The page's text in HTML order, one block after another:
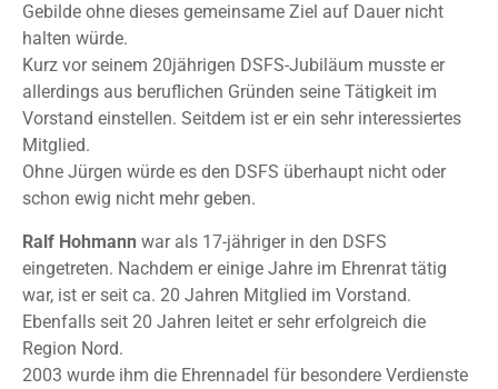
Gebilde ohne dieses gemeinsame Ziel auf Dauer nicht
halten würde.
Kurz vor seinem 20jährigen DSFS-Jubiläum musste er
allerdings aus beruflichen Gründen seine Tätigkeit im
Vorstand einstellen. Seitdem ist er ein sehr interessiertes
Mitglied.
Ohne Jürgen würde es den DSFS überhaupt nicht oder
schon ewig nicht mehr geben.
Ralf Hohmann war als 17-jähriger in den DSFS
eingetreten. Nachdem er einige Jahre im Ehrenrat tätig
war, ist er seit ca. 20 Jahren Mitglied im Vorstand.
Ebenfalls seit 20 Jahren leitet er sehr erfolgreich die
Region Nord.
2003 wurde ihm die Ehrennadel für besondere Verdienste